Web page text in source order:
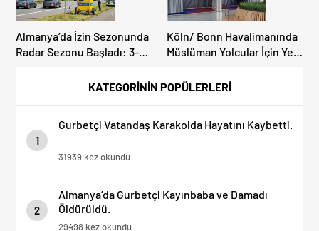
KATEGORİNİN POPÜLERLERİ
1
Gurbetçi Vatandaş Karakolda Hayatını Kaybetti.
31939 kez okundu
2
Almanya’da Gurbetçi Kayınbaba ve Damadı
Öldürüldü.
29498 kez okundu
Almanya’da İzin Sezonunda
Radar Sezonu Başladı: 3-9
Denetimi Yapılacak!
Köln/ Bonn Havalimanında
Müslüman Yolcular İçin Yeni